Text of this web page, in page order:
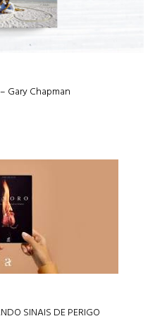
Gary Chapman
SINAIS DE PERIGO